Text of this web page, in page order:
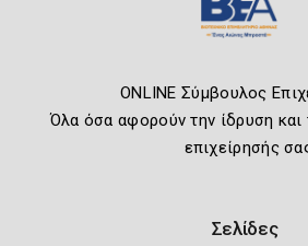
ONLINE Σύμβουλος
Όλα όσα αφορούν την ίδρυση και
επιχείρησής
Σελίδες